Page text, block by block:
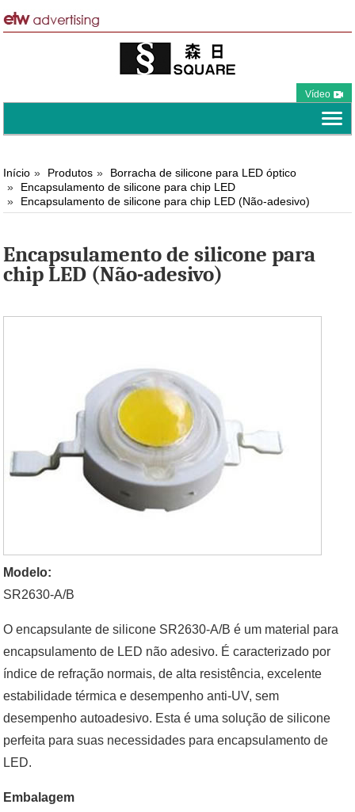
Vídeo
Início Produtos
Borracha de silicone para LED óptico
Encapsulamento de silicone para chip LED
Encapsulamento de silicone para chip LED (Não-adesivo)
Encapsulamento de silicone para
chip LED (Não-adesivo)
Modelo:
SR2630-A/B
O encapsulante de silicone SR2630-A/B é um material para
encapsulamento de LED não adesivo. É caracterizado por
índice de refração normais, de alta resistência, excelente
estabilidade térmica e desempenho anti-UV, sem
desempenho autoadesivo. Esta é uma solução de silicone
perfeita para suas necessidades para encapsulamento de
LED.
Embalagem